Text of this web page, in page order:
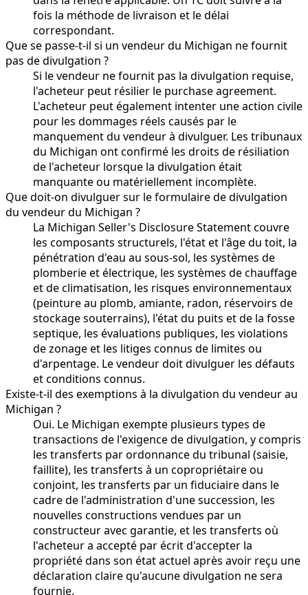
fois la méthode de livraison et le délai
correspondant.
Que se passe-t-il si un vendeur du Michigan ne fournit
pas de divulgation ?
Si le vendeur ne fournit pas la divulgation requise,
l'acheteur peut résilier le purchase agreement.
L'acheteur peut également intenter une action civile
pour les dommages réels causés par le
manquement du vendeur à divulguer. Les tribunaux
du Michigan ont confirmé les droits de résiliation
de l'acheteur lorsque la divulgation était
manquante ou matériellement incomplète.
Que doit-on divulguer sur le formulaire de divulgation
du vendeur du Michigan ?
La Michigan Seller's Disclosure Statement couvre
les composants structurels, l'état et l'âge du toit, la
pénétration d'eau au sous-sol, les systèmes de
plomberie et électrique, les systèmes de chauffage
et de climatisation, les risques environnementaux
(peinture au plomb, amiante, radon, réservoirs de
stockage souterrains), l'état du puits et de la fosse
septique, les évaluations publiques, les violations
de zonage et les litiges connus de limites ou
d'arpentage. Le vendeur doit divulguer les défauts
et conditions connus.
Existe-t-il des exemptions à la divulgation du vendeur au
Michigan ?
Oui. Le Michigan exempte plusieurs types de
transactions de l'exigence de divulgation, y compris
les transferts par ordonnance du tribunal (saisie,
faillite), les transferts à un copropriétaire ou
conjoint, les transferts par un fiduciaire dans le
cadre de l'administration d'une succession, les
nouvelles constructions vendues par un
constructeur avec garantie, et les transferts où
l'acheteur a accepté par écrit d'accepter la
propriété dans son état actuel après avoir reçu une
déclaration claire qu'aucune divulgation ne sera
fournie.